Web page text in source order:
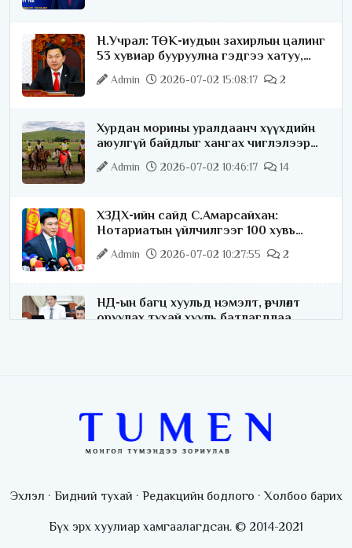
Н.Учрал: ТӨК-иудын захирлын цалинг
53 хувиар бууруулна гэдгээ хатуу,
хариуцлагатайгаар хэлье
Admin 2026-07-02 15:08:17 2
Хурдан морины уралдаанч хүүхдийн
аюулгүй байдлыг хангах чиглэлээр
ажиллаж байна
Admin 2026-07-02 10:46:17 14
ХЗДХ-ийн сайд С.Амарсайхан:
Нотариатын үйлчилгээг 100 хувь
цахимжуулна
Admin 2026-07-02 10:27:55 2
НД-ын багц хуульд нэмэлт, өөрчлөлт
оруулах тухай хууль батлагдлаа
хяналт тавина
Admin 2026-07-02 09:10:46
3 өдөрт шилжүүлбэл найраа тун нарийн
Эхлэл · Бидний тухай · Редакцийн бодлого ·Холбоо барих
Бүх эрх хуулиар хамгаалагдсан. © 2014-2021